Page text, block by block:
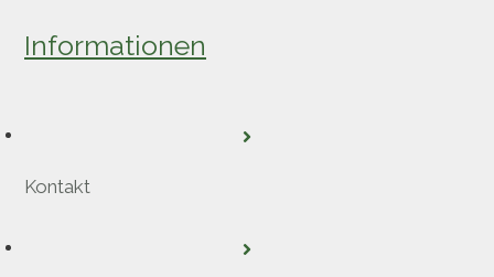
Informationen
Kontakt